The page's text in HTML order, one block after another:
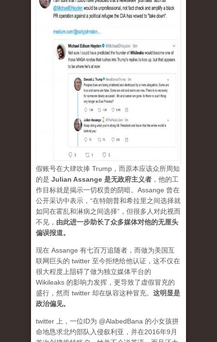
假账号在大肆吹捧 Trump，而原本应该众所周知
的是 Julian Assange 是无政府主义者 ，他的工
作目标就是揭示一切权贵的阴暗。Assange 曾在
公开采访中表示，“在特朗普和希拉里之间选择就
如同在霍乱和淋病之间选择”，但很多人对此视而
不见， 由此进一步助长了众多媒体对他的无厘头
偏误报道。
现在 Assange 有七百万追随者，而做为美国互
联网巨头的 twitter 至今拒绝给他认证，这不仅在
很大程度上阻碍了做为独立媒体平台的
Wikileaks 的影响力发挥，更导致了虚假冒充的
盛行，然而 twitter 却在纵容这种冒充。 这明显是
政治偏见。
twitter 上，一位ID为 @AlabedBana 的小女孩拼
命地恳求北约部队入侵叙利亚，并在2016年9月